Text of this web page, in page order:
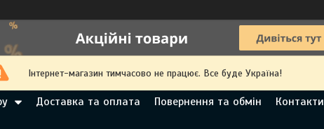
Інтернет-магазин тимчасово не працює. Все буде Україна!
Доставка та оплата Повернення та обмін Контакти